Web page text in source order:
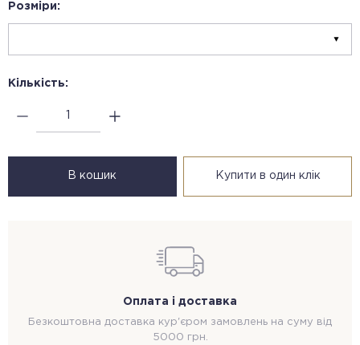
Розміри:
Кількість:
В кошик Купити в один клік
Оплата і доставка
Безкоштовна доставка кур'єром замовлень на суму від
5000 грн.